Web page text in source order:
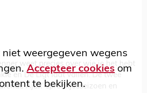
niet weergegeven wegens
Accepteer cookiesom
te bekijken.
weet precies over wie je het hebt
en De Ligt laat vallen. De twee
Ajax’ sprookjesseizoen en